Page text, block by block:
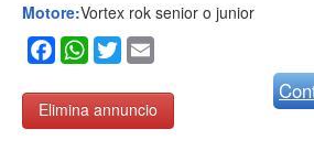
Motore:Vortex rok senior o junior
Facebook
WhatsApp
Twitter
Elimina annuncio